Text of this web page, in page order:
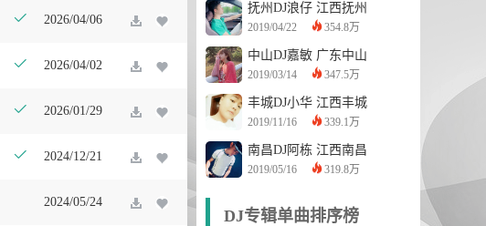
2026/04/06
2026/04/02
2026/01/29
2024/12/21
2024/05/24
抚州DJ浪仔 江西抚州
2019/04/22 354.8万
中山DJ嘉敏 广东中山
2019/03/14 347.5万
丰城DJ小华 江西丰城
2019/11/16 339.1万
南昌DJ阿栋 江西南昌
2019/05/16 319.8万
DJ专辑单曲排序榜